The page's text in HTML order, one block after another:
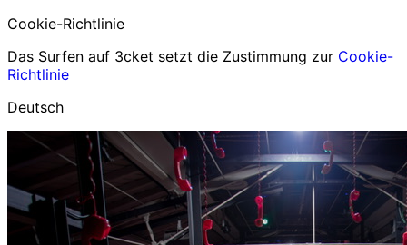
Cookie-Richtlinie
Das Surfen auf 3cket setzt die Zustimmung zur Cookie-
Richtlinie
Deutsch